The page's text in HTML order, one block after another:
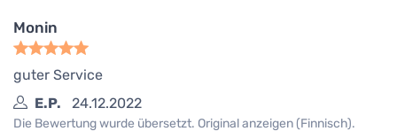
Monin
guter Service
E.P.
24.12.2022
Die Bewertung wurde übersetzt. Original anzeigen (Finnisch).